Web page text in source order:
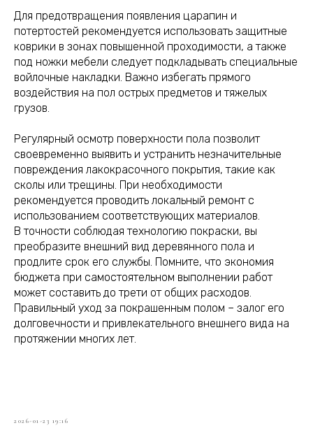
Для предотвращения появления царапин и
потертостей рекомендуется использовать защитные
коврики в зонах повышенной проходимости, а также
под ножки мебели следует подкладывать специальные
войлочные накладки. Важно избегать прямого
воздействия на пол острых предметов и тяжелых
грузов.
Регулярный осмотр поверхности пола позволит
своевременно выявить и устранить незначительные
повреждения лакокрасочного покрытия, такие как
сколы или трещины. При необходимости
рекомендуется проводить локальный ремонт с
использованием соответствующих материалов.
В точности соблюдая технологию покраски, вы
преобразите внешний вид деревянного пола и
продлите срок его службы. Помните, что экономия
бюджета при самостоятельном выполнении работ
может составить до трети от общих расходов.
Правильный уход за покрашенным полом – залог его
долговечности и привлекательного внешнего вида на
протяжении многих лет.
2026-01-23 19:16